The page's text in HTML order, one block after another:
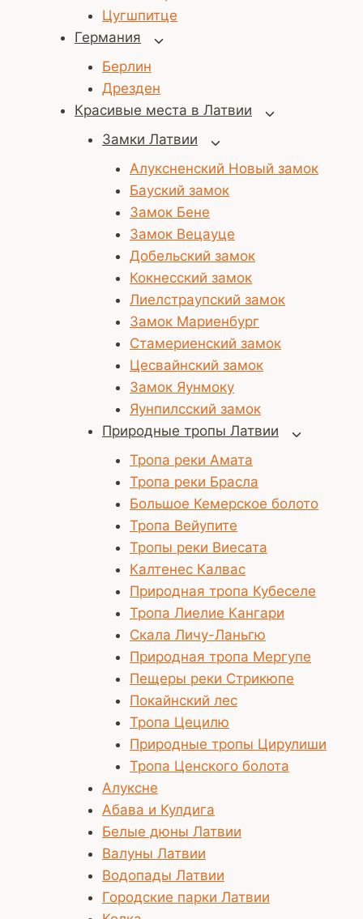
Цугшпитце
Германия
Переключить
меню
Берлин
Дрезден
Красивые места в Латвии
Переключить
Замки Латвии
Переключить
дочернее
меню
Алуксненский Новый замок
Бауский замок
Замок Бене
Замок Вецауце
Добельский замок
Кокнесский замок
Лиелстраупский замок
Замок Мариенбург
Стамериенский замок
Цесвайнский замок
Замок Яунмоку
Яунпилсский замок
Природные тропы Латвии
Тропа реки Амата
Тропа реки Брасла
Большое Кемерское болото
Тропа Вейупите
Тропы реки Виесата
Калтенес Калвас
Природная тропа Кубеселе
Тропа Лиелие Кангари
Скала Личу-Ланьгю
Природная тропа Мергупе
Пещеры реки Стрикюпе
Покайнский лес
Тропа Цецилю
Природные тропы Цирулиши
Тропа Ценского болота
Алуксне
Абава и Кулдига
Белые дюны Латвии
Валуны Латвии
Водопады Латвии
Городские парки Латвии